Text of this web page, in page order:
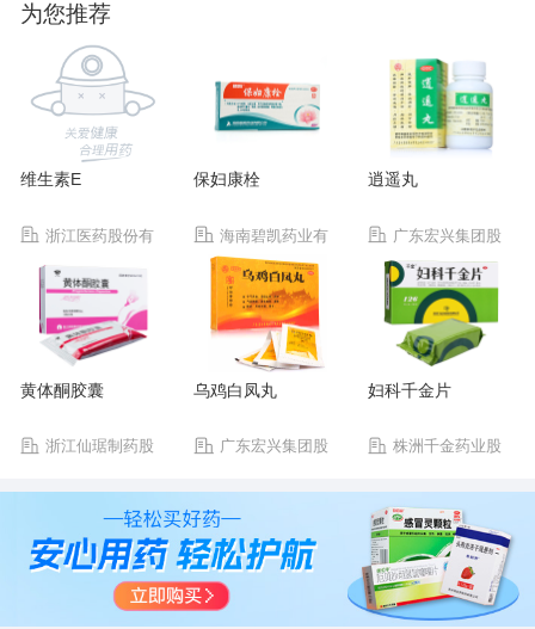
为您推荐
维生素E
浙江医药股份有
保妇康栓
海南碧凯药业有
限公司
逍遥丸
广东宏兴集团股
份有限公司宏兴制药
黄体酮胶囊
浙江仙琚制药股
乌鸡白凤丸
广东宏兴集团股
厂
妇科千金片
株洲千金药业股